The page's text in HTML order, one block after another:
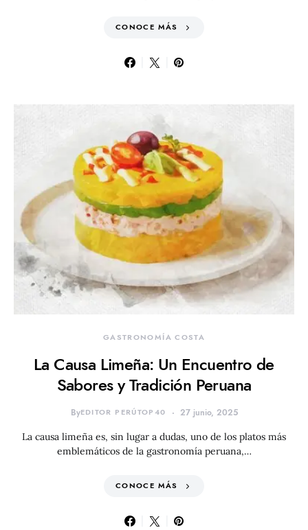
CONOCE MÁS
GASTRONOMÍA COSTA
La Causa Limeña: Un Encuentro de
Sabores y Tradición Peruana
ByEDITOR PERÚTOP40 27 junio, 2025
La causa limeña es, sin lugar a dudas, uno de los platos más
emblemáticos de la gastronomía peruana,…
CONOCE MÁS